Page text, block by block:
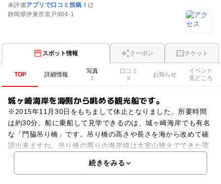
未評価アプリで口コミ投稿！
静岡県伊東市富戸804-1
スポット情報 クーポン チケット
TOP 詳細情報 写真
2
口コミ
0
お知らせ
イベント
見どころ
城ヶ崎海岸を海側から眺める観光船です。
※2015年11月30日をもちまして休止となりました。所要時間
は約30分。船に乗船して見学できるのは、城ヶ崎海岸でも有名
な「門脇吊り橋」です。吊り橋の高さや長さを海から改めて確
認出来ますね。吊り橋の周りの海岸線は大室山噴火でできた溶
岩の断崖絶壁！自然の造形美の迫力が楽しめます。そ
続きをみる